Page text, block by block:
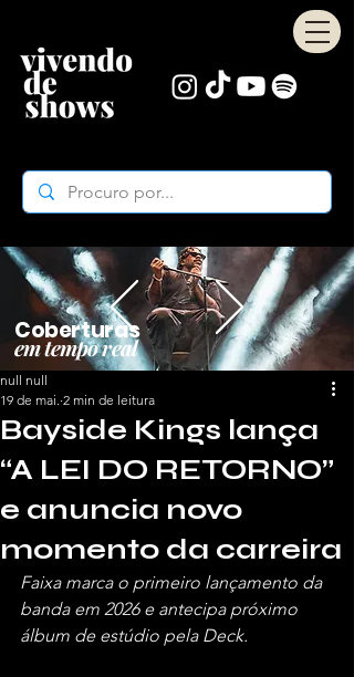
Coberturas
em tempo real
Bayside Kings lança
“A LEI DO RETORNO”
e anuncia novo
momento da carreira
null null
19 de mai. 2 min de leitura
Faixa marca o primeiro lançamento da
banda em 2026 e antecipa próximo
álbum de estúdio pela Deck.